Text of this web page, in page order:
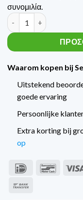
συνομιλία.
Trafag Piston
Waarom kopen bij
Uitstekend
goede ervaring
Persoonlijke
Extra korting bij
op
IDeal